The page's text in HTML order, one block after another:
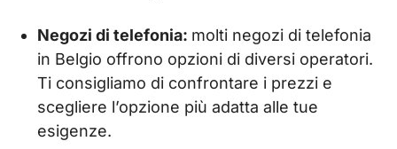
Negozi di telefonia: molti negozi di telefonia
in Belgio offrono opzioni di diversi operatori.
Ti consigliamo di confrontare i prezzi e
scegliere l’opzione più adatta alle tue
esigenze.